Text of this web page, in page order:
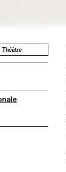
Théâtre